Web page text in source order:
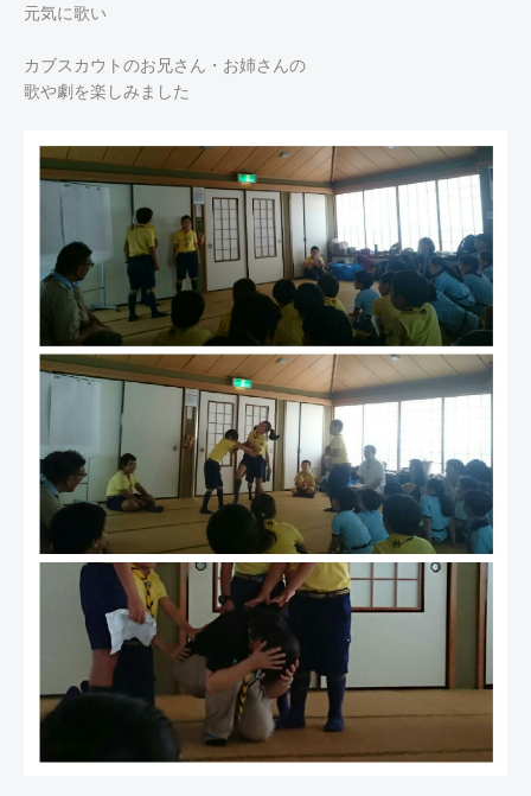
元気に歌い
カブスカウトのお兄さん・お姉さんの
歌や劇を楽しみました